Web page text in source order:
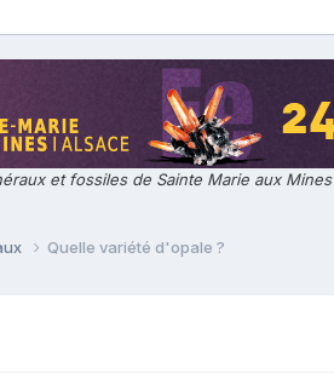
et fossiles de Sainte Marie aux
Quelle variété d'opale ?